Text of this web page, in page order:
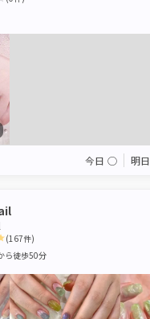
今日 ◯ 明日
(167件)
ら徒歩50分